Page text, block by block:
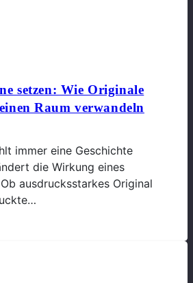
setzen: Wie Originale
Raum verwandeln
immer eine Geschichte
die Wirkung eines
ausdrucksstarkes Original